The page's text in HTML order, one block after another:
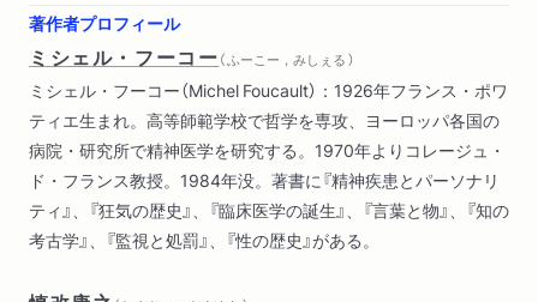
著作者プロフィール
ミシェル・フーコー（ ふーこー，みしぇる ）
ミシェル・フーコー（Michel Foucault）：1926年フランス・ポワ
ティエ生まれ。高等師範学校で哲学を専攻、ヨーロッパ各国の
病院・研究所で精神医学を研究する。1970年よりコレージュ・
ド・フランス教授。1984年没。著書に『精神疾患とパーソナリ
ティ』、『狂気の歴史』、『臨床医学の誕生』、『言葉と物』、『知の
考古学』、『監視と処罰』、『性の歴史』がある。